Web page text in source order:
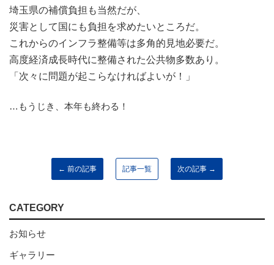
埼玉県の補償負担も当然だが、
災害として国にも負担を求めたいところだ。
これからのインフラ整備等は多角的見地必要だ。
高度経済成長時代に整備された公共物多数あり。
「次々に問題が起こらなければよいが！」
…もうじき、本年も終わる！
← 前の記事 記事一覧 次の記事 →
CATEGORY
お知らせ
ギャラリー